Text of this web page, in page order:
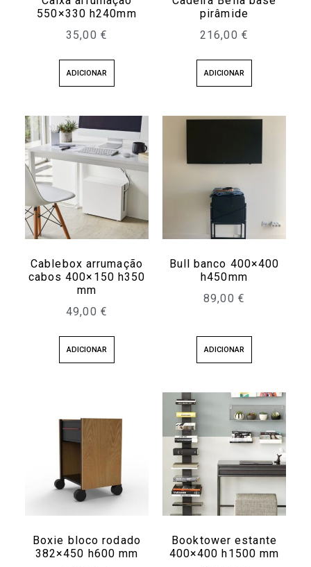
550×330 h240mm
35,00 €
ADICIONAR
pirâmide
216,00 €
ADICIONAR
Cablebox arrumação
cabos 400×150 h350
mm
49,00 €
ADICIONAR
Bull banco 400×400
h450mm
89,00 €
ADICIONAR
Boxie bloco rodado
382×450 h600 mm
Booktower estante
400×400 h1500 mm